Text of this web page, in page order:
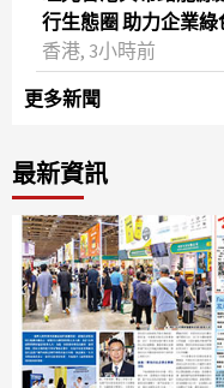
行生態圈 助力企業綠
香港, 3小時前
更多新聞
最新資訊